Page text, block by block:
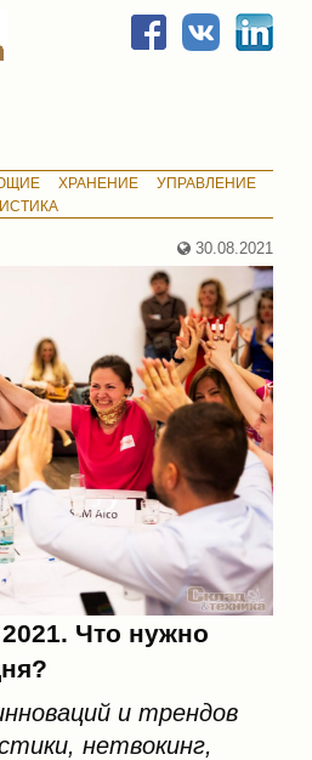
ХРАНЕНИЕ
УПРАВЛЕНИЕ
30.08.2021
2021. Что нужно
и трендов
нетвокинг,